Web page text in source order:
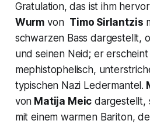
Gratulation, das ist ihm
Wurm von Timo Sirlantzis
schwarzen Bass dargestellt,
und seinen Neid; er
mephistophelisch,
typischen Nazi Ledermantel.
von Matija Meic dargestellt,
mit einem warmen Bariton,